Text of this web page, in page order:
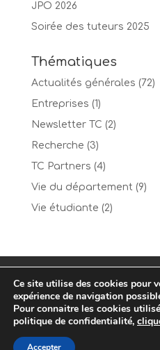
JPO 2026
Soirée des tuteurs 2025
Thématiques
Actualités générales (72)
Entreprises (1)
Newsletter TC (2)
Recherche (3)
TC Partners (4)
Vie du département(9)
Vie étudiante (2)
Politique de
Ce site utilise des cookies pour
expérience de navigation
Pour connaitre les cookies
politique de confidentialité,
Accepter